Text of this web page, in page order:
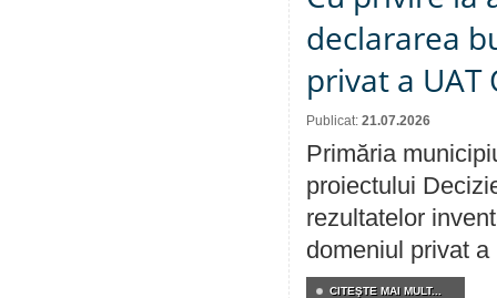
declararea
privat a UAT
Publicat: 21.07.2026
Primăria
proiectului
rezultatelor
domeniul privat a
CITEŞTE MAI MULT...